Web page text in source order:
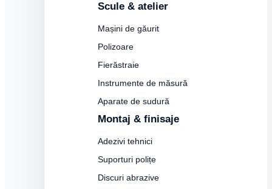
Scule & atelier
Mașini de găurit
Polizoare
Fierăstraie
Instrumente de măsură
Aparate de sudură
Montaj & finisaje
Adezivi tehnici
Suporturi polițe
Discuri abrazive